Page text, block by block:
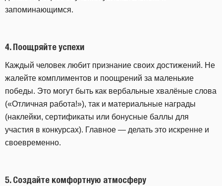
запоминающимся.
4.Поощряйте успехи
Каждый человек любит признание своих достижений. Не
жалейте комплиментов и поощрений за маленькие
победы. Это могут быть как вербальные хвалёные слова
(«Отличная работа!»), так и материальные награды
(наклейки, сертификаты или бонусные баллы для
участия в конкурсах). Главное — делать это искренне и
своевременно.
5.Создайте комфортную атмосферу